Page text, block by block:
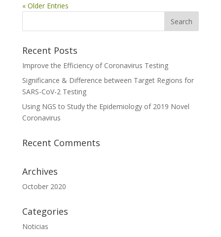
« Older Entries
Recent Posts
Improve the Efficiency of Coronavirus Testing
Significance & Difference between Target Regions for
SARS-CoV-2 Testing
Using NGS to Study the Epidemiology of 2019 Novel
Coronavirus
Recent Comments
Archives
October 2020
Categories
Noticias